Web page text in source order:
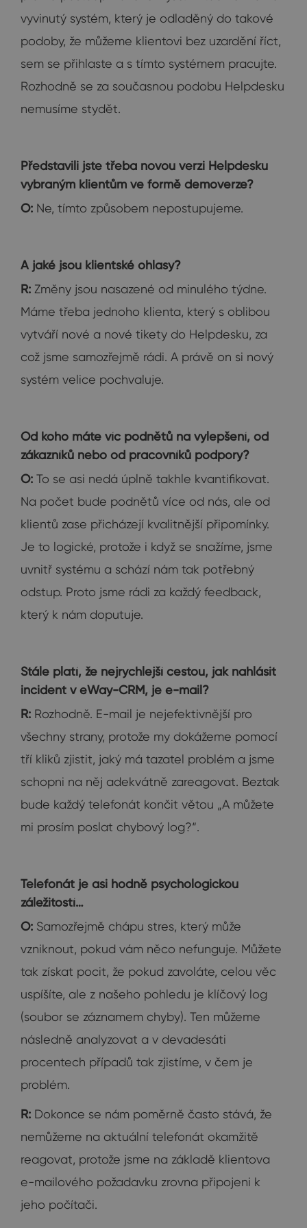
vyvinutý systém, který je odladěný do takové
podoby, že můžeme klientovi bez uzardění říct,
sem se přihlaste a s tímto systémem pracujte.
Rozhodně se za současnou podobu Helpdesku
nemusíme stydět.
Představili jste třeba novou verzi Helpdesku
vybraným klientům ve formě demoverze?
O: Ne, tímto způsobem nepostupujeme.
A jaké jsou klientské ohlasy?
R: Změny jsou nasazené od minulého týdne.
Máme třeba jednoho klienta, který s oblibou
vytváří nové a nové tikety do Helpdesku, za
což jsme samozřejmě rádi. A právě on si nový
systém velice pochvaluje.
Od koho máte víc podnětů na vylepšení, od
zákazníků nebo od pracovníků podpory?
O: To se asi nedá úplně takhle kvantifikovat.
Na počet bude podnětů více od nás, ale od
klientů zase přicházejí kvalitnější připomínky.
Je to logické, protože i když se snažíme, jsme
uvnitř systému a schází nám tak potřebný
odstup. Proto jsme rádi za každý feedback,
který k nám doputuje.
Stále platí, že nejrychlejší cestou, jak nahlásit
incident v eWay-CRM, je e-mail?
R: Rozhodně. E-mail je nejefektivnější pro
všechny strany, protože my dokážeme pomocí
tří kliků zjistit, jaký má tazatel problém a jsme
schopni na něj adekvátně zareagovat. Beztak
bude každý telefonát končit větou „A můžete
mi prosím poslat chybový log?“.
Telefonát je asi hodně psychologickou
záležitostí…
O: Samozřejmě chápu stres, který může
vzniknout, pokud vám něco nefunguje. Můžete
tak získat pocit, že pokud zavoláte, celou věc
uspíšíte, ale z našeho pohledu je klíčový log
(soubor se záznamem chyby). Ten můžeme
následně analyzovat a v devadesáti
procentech případů tak zjistíme, v čem je
problém.
R: Dokonce se nám poměrně často stává, že
nemůžeme na aktuální telefonát okamžitě
reagovat, protože jsme na základě klientova
e-mailového požadavku zrovna připojeni k
jeho počítači.